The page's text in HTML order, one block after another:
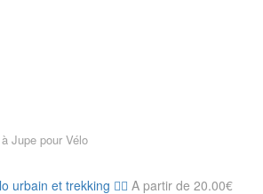
Jupe pour Vélo
urbain et trekking 🚴‍♂️ A partir de 20.00€